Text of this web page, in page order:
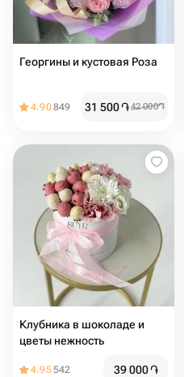
Георгины и кустовая Роза
4.90849 31 500֏42 000֏
Клубника в шоколаде и
цветы нежность
4.95542 39 000֏